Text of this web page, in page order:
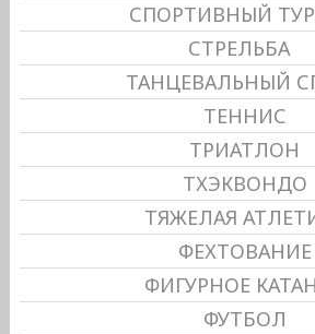
СПОРТИВНЫЙ
СТРЕЛЬБА
ТАНЦЕВАЛЬНЫЙ
ТЕННИС
ТРИАТЛОН
ТХЭКВОНДО
ТЯЖЕЛАЯ
ФЕХТОВАНИЕ
ФИГУРНОЕ
ФУТБОЛ